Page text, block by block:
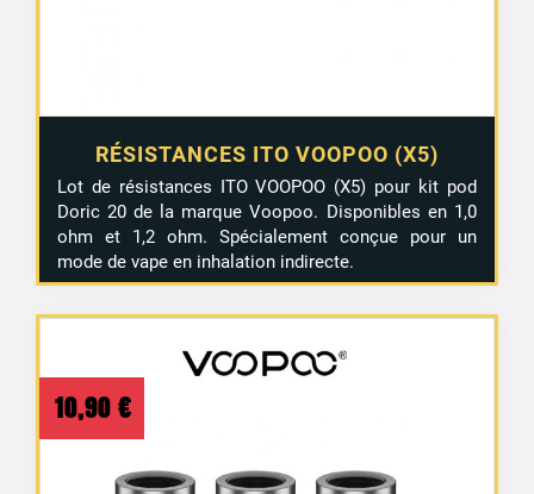
RÉSISTANCES ITO VOOPOO (X5)
Lot de résistances ITO VOOPOO (X5) pour kit pod
Doric 20 de la marque Voopoo. Disponibles en 1,0
ohm et 1,2 ohm. Spécialement conçue pour un
mode de vape en inhalation indirecte.
10,90 €